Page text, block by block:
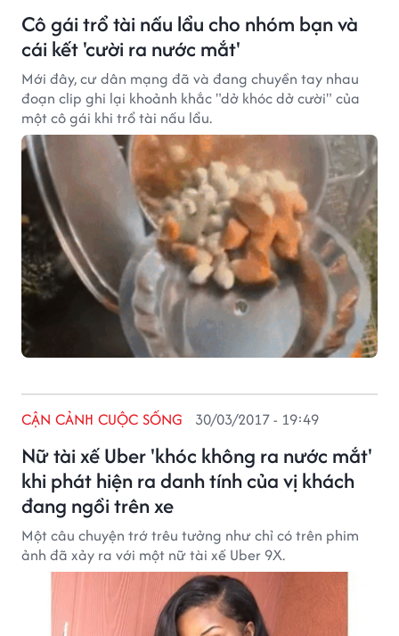
Cô gái trổ tài nấu lẩu cho nhóm bạn và
cái kết 'cười ra nước mắt'
Mới đây, cư dân mạng đã và đang chuyền tay nhau
đoạn clip ghi lại khoảnh khắc "dở khóc dở cười" của
một cô gái khi trổ tài nấu lẩu.
Nữ tài xế Uber 'khóc không ra nước mắt'
khi phát hiện ra danh tính của vị khách
đang ngồi trên xe
CẬN CẢNH CUỘC SỐNG 30/03/2017 - 19:49
Một câu chuyện trớ trêu tưởng như chỉ có trên phim
ảnh đã xảy ra với một nữ tài xế Uber 9X.